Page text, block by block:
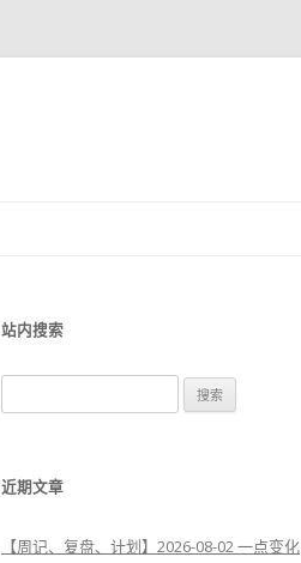
站内搜索
索
近期文章
【周记、复盘、计划】2026-08-02 一点变化